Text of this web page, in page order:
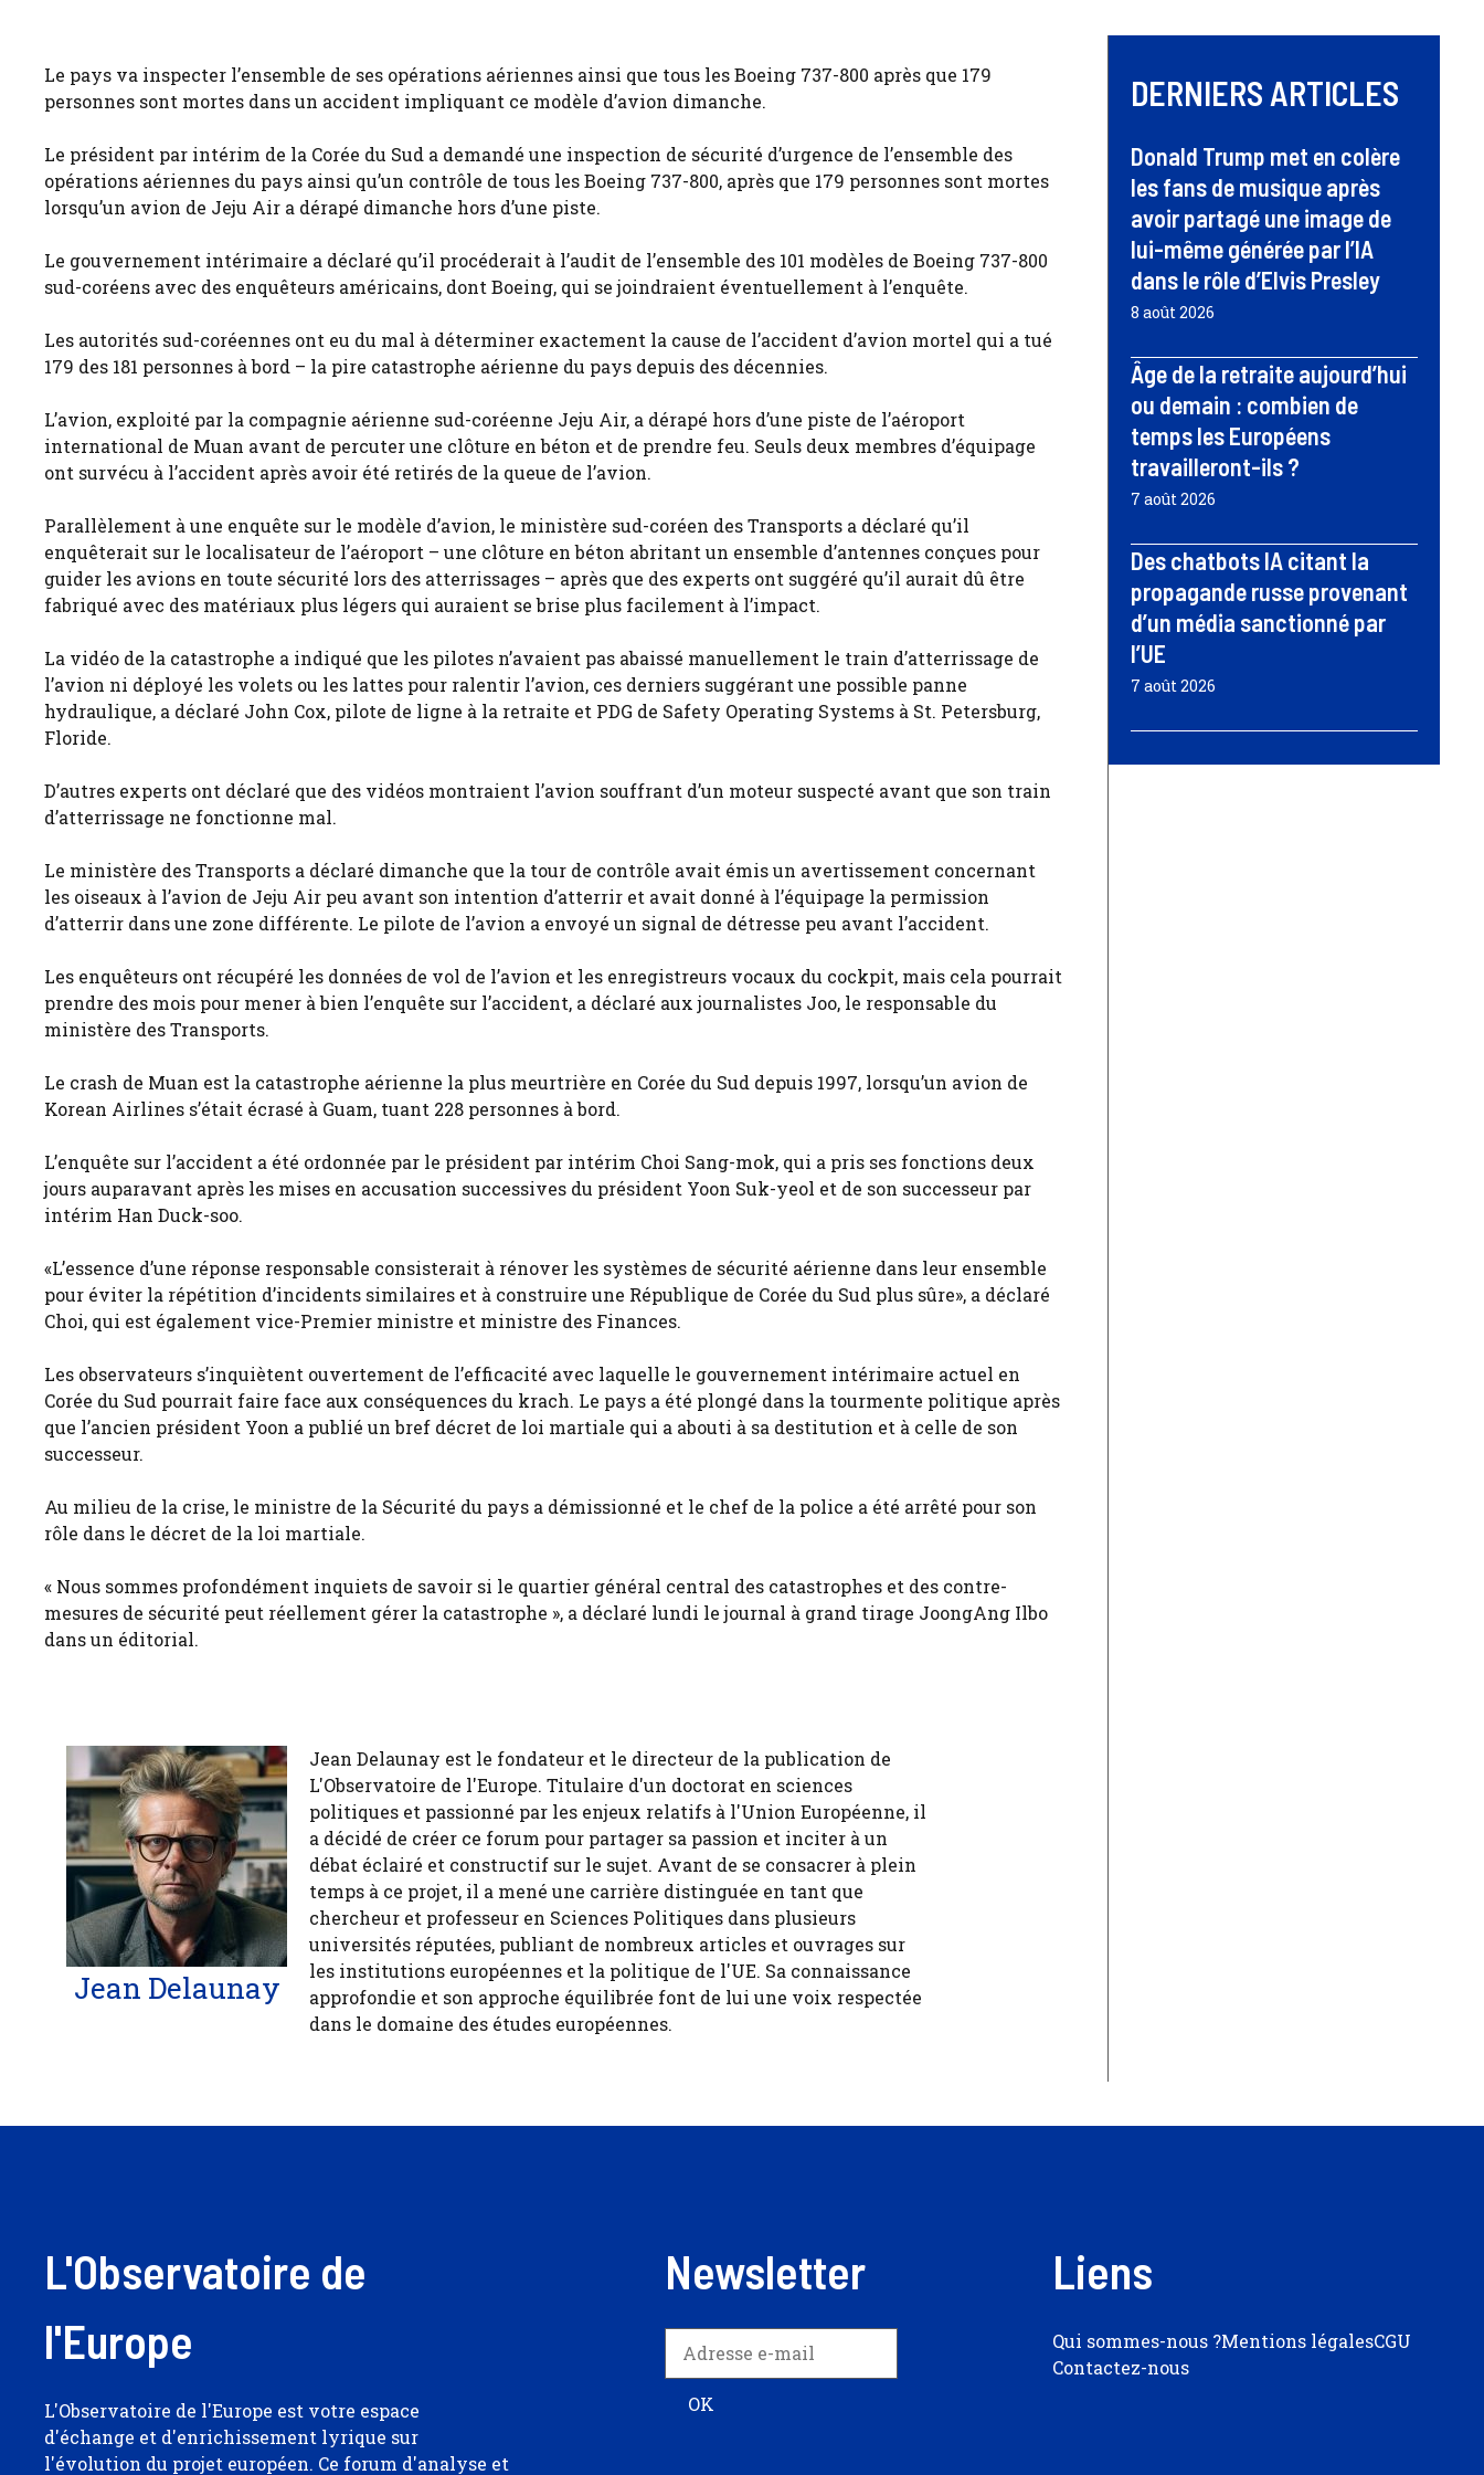
Le pays va inspecter l’ensemble de ses opérations aériennes ainsi que tous les Boeing 737-800 après que 179
personnes sont mortes dans un accident impliquant ce modèle d’avion dimanche.
Le président par intérim de la Corée du Sud a demandé une inspection de sécurité d’urgence de l’ensemble des
opérations aériennes du pays ainsi qu’un contrôle de tous les Boeing 737-800, après que 179 personnes sont mortes
lorsqu’un avion de Jeju Air a dérapé dimanche hors d’une piste.
Le gouvernement intérimaire a déclaré qu’il procéderait à l’audit de l’ensemble des 101 modèles de Boeing 737-800
sud-coréens avec des enquêteurs américains, dont Boeing, qui se joindraient éventuellement à l’enquête.
Les autorités sud-coréennes ont eu du mal à déterminer exactement la cause de l’accident d’avion mortel qui a tué
179 des 181 personnes à bord – la pire catastrophe aérienne du pays depuis des décennies.
L’avion, exploité par la compagnie aérienne sud-coréenne Jeju Air, a dérapé hors d’une piste de l’aéroport
international de Muan avant de percuter une clôture en béton et de prendre feu. Seuls deux membres d’équipage
ont survécu à l’accident après avoir été retirés de la queue de l’avion.
Parallèlement à une enquête sur le modèle d’avion, le ministère sud-coréen des Transports a déclaré qu’il
enquêterait sur le localisateur de l’aéroport – une clôture en béton abritant un ensemble d’antennes conçues pour
guider les avions en toute sécurité lors des atterrissages – après que des experts ont suggéré qu’il aurait dû être
fabriqué avec des matériaux plus légers qui auraient se brise plus facilement à l’impact.
La vidéo de la catastrophe a indiqué que les pilotes n’avaient pas abaissé manuellement le train d’atterrissage de
l’avion ni déployé les volets ou les lattes pour ralentir l’avion, ces derniers suggérant une possible panne
hydraulique, a déclaré John Cox, pilote de ligne à la retraite et PDG de Safety Operating Systems à St. Petersburg,
Floride.
D’autres experts ont déclaré que des vidéos montraient l’avion souffrant d’un moteur suspecté avant que son train
d’atterrissage ne fonctionne mal.
Le ministère des Transports a déclaré dimanche que la tour de contrôle avait émis un avertissement concernant
les oiseaux à l’avion de Jeju Air peu avant son intention d’atterrir et avait donné à l’équipage la permission
d’atterrir dans une zone différente. Le pilote de l’avion a envoyé un signal de détresse peu avant l’accident.
Les enquêteurs ont récupéré les données de vol de l’avion et les enregistreurs vocaux du cockpit, mais cela pourrait
prendre des mois pour mener à bien l’enquête sur l’accident, a déclaré aux journalistes Joo, le responsable du
ministère des Transports.
Le crash de Muan est la catastrophe aérienne la plus meurtrière en Corée du Sud depuis 1997, lorsqu’un avion de
Korean Airlines s’était écrasé à Guam, tuant 228 personnes à bord.
L’enquête sur l’accident a été ordonnée par le président par intérim Choi Sang-mok, qui a pris ses fonctions deux
jours auparavant après les mises en accusation successives du président Yoon Suk-yeol et de son successeur par
intérim Han Duck-soo.
«L’essence d’une réponse responsable consisterait à rénover les systèmes de sécurité aérienne dans leur ensemble
pour éviter la répétition d’incidents similaires et à construire une République de Corée du Sud plus sûre», a déclaré
Choi, qui est également vice-Premier ministre et ministre des Finances.
Les observateurs s’inquiètent ouvertement de l’efficacité avec laquelle le gouvernement intérimaire actuel en
Corée du Sud pourrait faire face aux conséquences du krach. Le pays a été plongé dans la tourmente politique après
que l’ancien président Yoon a publié un bref décret de loi martiale qui a abouti à sa destitution et à celle de son
successeur.
Au milieu de la crise, le ministre de la Sécurité du pays a démissionné et le chef de la police a été arrêté pour son
rôle dans le décret de la loi martiale.
« Nous sommes profondément inquiets de savoir si le quartier général central des catastrophes et des contre-
mesures de sécurité peut réellement gérer la catastrophe », a déclaré lundi le journal à grand tirage JoongAng Ilbo
dans un éditorial.
Jean Delaunay
Jean Delaunay est le fondateur et le directeur de la publication de
L'Observatoire de l'Europe. Titulaire d'un doctorat en sciences
politiques et passionné par les enjeux relatifs à l'Union Européenne, il
a décidé de créer ce forum pour partager sa passion et inciter à un
débat éclairé et constructif sur le sujet. Avant de se consacrer à plein
temps à ce projet, il a mené une carrière distinguée en tant que
chercheur et professeur en Sciences Politiques dans plusieurs
universités réputées, publiant de nombreux articles et ouvrages sur
les institutions européennes et la politique de l'UE. Sa connaissance
approfondie et son approche équilibrée font de lui une voix respectée
dans le domaine des études européennes.
DERNIERS ARTICLES
Donald Trump met en colère
les fans de musique après
avoir partagé une image de
lui-même générée par l’IA
dans le rôle d’Elvis Presley
8 août 2026
Âge de la retraite aujourd’hui
ou demain : combien de
temps les Européens
travailleront-ils ?
7 août 2026
Des chatbots IA citant la
propagande russe provenant
d’un média sanctionné par
l’UE
7 août 2026
L'Observatoire de
l'Europe
L'Observatoire de l'Europe est votre espace
d'échange et d'enrichissement lyrique sur
l'évolution du projet européen. Ce forum d'analyse et
Newsletter Liens
Qui sommes-nous ?Mentions légalesCGU
Contactez-nous